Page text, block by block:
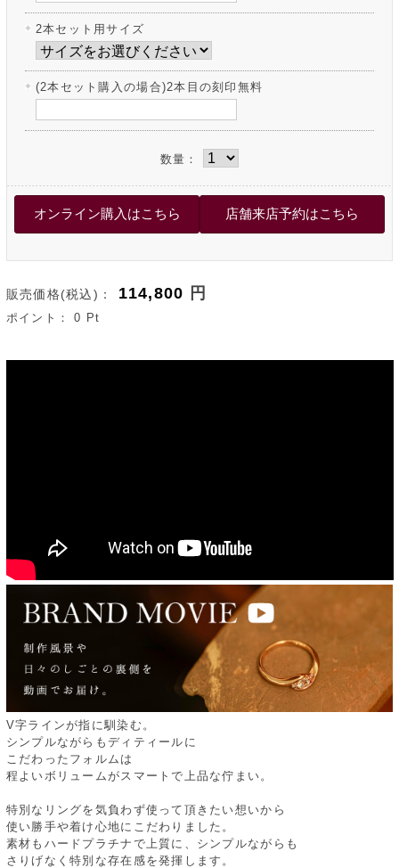
2本セット用サイズ
(2本セット購入の場合)2本目の刻印無料
数量：
販売価格(税込)： 114,800 円
ポイント：0 Pt
V字ラインが指に馴染む。
シンプルながらもディティールに
こだわったフォルムは
程よいボリュームがスマートで上品な佇まい。
特別なリングを気負わず使って頂きたい想いから
使い勝手や着け心地にこだわりました。
素材もハードプラチナで上質に、シンプルながらも
さりげなく特別な存在感を発揮します。